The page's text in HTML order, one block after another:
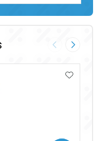
FECHAR
FECHAR
Imagem